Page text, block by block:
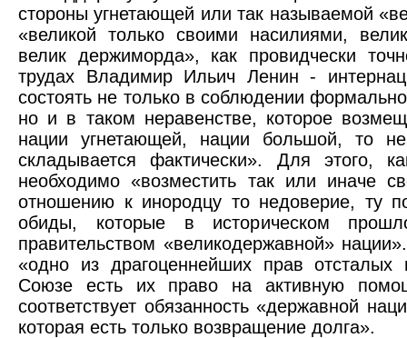
стороны угнетающей или так называемой
«великой только своими насилиями,
велик держиморда», как провидчески
трудах Владимир Ильич Ленин -
состоять не только в соблюдении
но и в таком неравенстве, которое
нации угнетающей, нации большой, то
складывается фактически». Для этого,
необходимо «возместить так или иначе
отношению к инородцу то недоверие, ту
обиды, которые в историческом
правительством «великодержавной»
«одно из драгоценнейших прав отсталых
Союзе есть их право на активную
соответствует обязанность «державной
которая есть только возвращение долга».